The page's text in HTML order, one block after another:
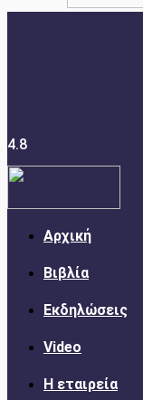
4.8
Αρχική
Βιβλία
Εκδηλώσεις
Video
Η εταιρεία